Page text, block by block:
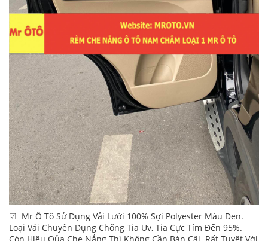
☑ Mr Ô Tô Sử Dụng Vải Lưới 100% Sợi Polyester Màu Đen.
Loại Vải Chuyên Dụng Chống Tia Uv, Tia Cực Tím Đến 95%.
Còn Hiệu Qủa Che Nắng Thì Không Cần Bàn Cãi. Rất Tuyệt Vời